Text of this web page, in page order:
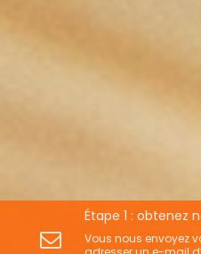
Étape 1 : obtenez
Vous nous envoyez